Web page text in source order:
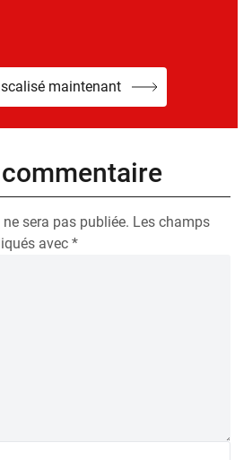
maintenant
sera pas publiée. Les champs
avec *